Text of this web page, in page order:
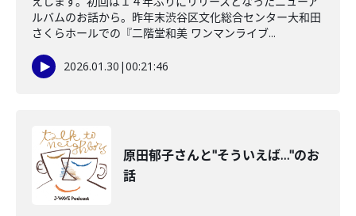
ルバムのお話から。昨年末渋谷区文化総合センター大和田
さくらホールでの『二階堂和美 ワンマンライブ...
2026.01.30 |00:21:46
原田郁子さんと"そういえば…"のお
話